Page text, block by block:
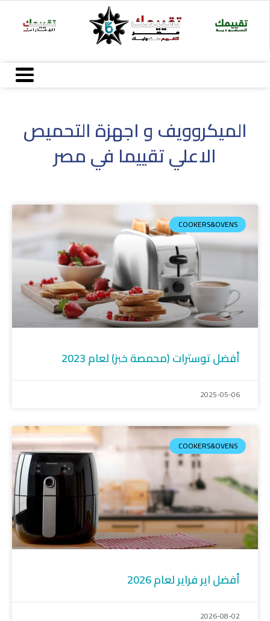
تخطي
المحتوى
الميكروويف و اجهزة التحميص
الاعلي تقييما في مصر
COOKERS&OVENS
أفضل توسترات (محمصة خبز) لعام 2023
2025-05-06
COOKERS&OVENS
أفضل اير فراير لعام 2026
2026-08-02